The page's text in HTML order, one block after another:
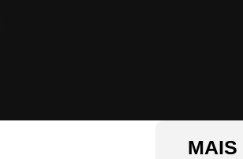
MAIS